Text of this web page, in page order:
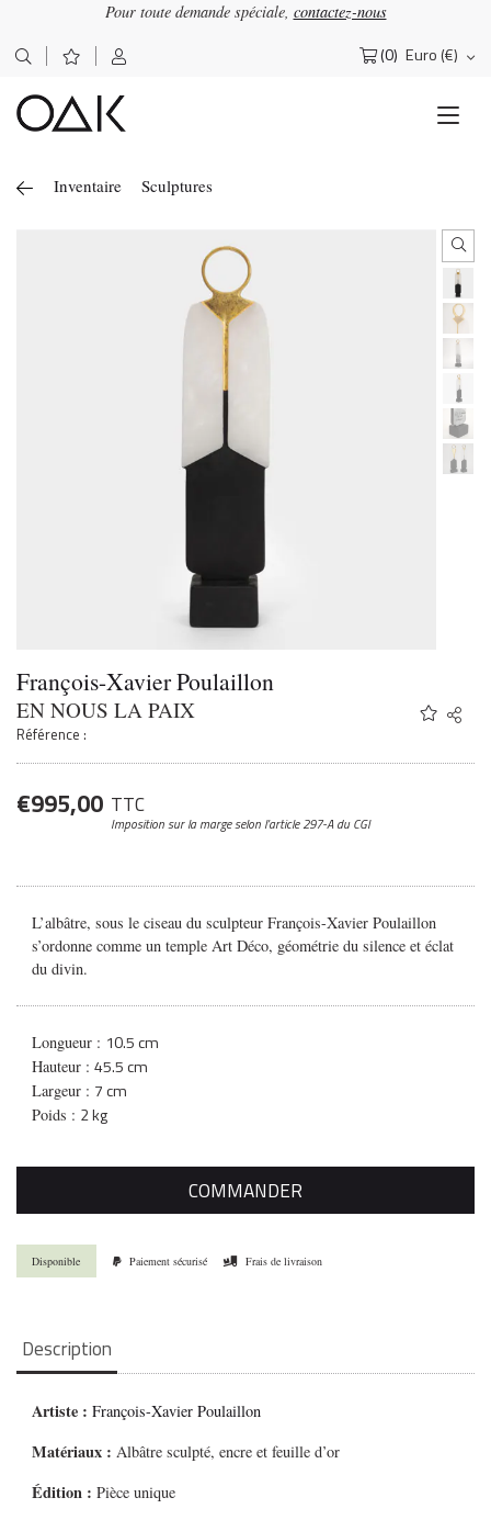
Pour toute demande spéciale, contactez-nous
(0) Euro (€)
Rechercher :
Inventaire Sculptures
François-Xavier Poulaillon
EN NOUS LA PAIX
Référence :
Share
Twitter
€995,00 TTC
Imposition sur la margeselon l’article 297-A du CGI
L’albâtre, sous le ciseau du sculpteur François-Xavier Poulaillon
s’ordonne comme un temple Art Déco, géométrie du silence et éclat
du divin.
Longueur : 10.5 cm
Hauteur :45.5 cm
Largeur : 7 cm
Poids : 2 kg
COMMANDER
Disponible Paiement sécurisé Frais de livraison
Description
Artiste :François-Xavier Poulaillon
Matériaux : Albâtre sculpté, encre et feuille d’or
Édition :Pièce unique